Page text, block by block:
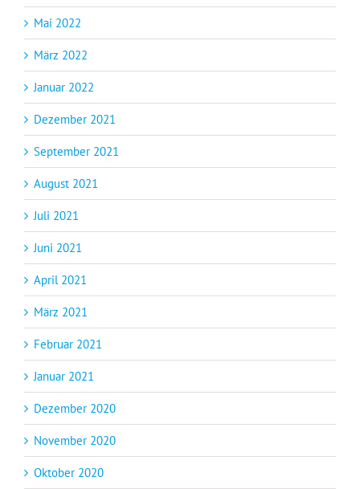
Mai 2022
März 2022
Januar 2022
Dezember 2021
September 2021
August 2021
Juli 2021
Juni 2021
April 2021
März 2021
Februar 2021
Januar 2021
Dezember 2020
November 2020
Oktober 2020